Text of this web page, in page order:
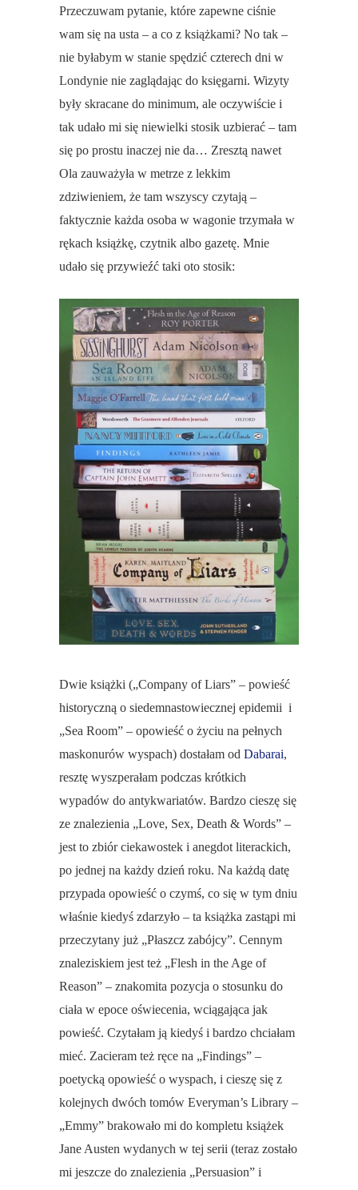
Przeczuwam pytanie, które zapewne ciśnie
wam się na usta – a co z książkami? No tak –
nie byłabym w stanie spędzić czterech dni w
Londynie nie zaglądając do księgarni. Wizyty
były skracane do minimum, ale oczywiście i
tak udało mi się niewielki stosik uzbierać – tam
się po prostu inaczej nie da… Zresztą nawet
Ola zauważyła w metrze z lekkim
zdziwieniem, że tam wszyscy czytają –
faktycznie każda osoba w wagonie trzymała w
rękach książkę, czytnik albo gazetę. Mnie
udało się przywieźć taki oto stosik:
Dwie książki („Company of Liars” – powieść
historyczną o siedemnastowiecznej epidemii i
„Sea Room” – opowieść o życiu na pełnych
maskonurów wyspach) dostałam od Dabarai,
resztę wyszperałam podczas krótkich
wypadów do antykwariatów. Bardzo cieszę się
ze znalezienia „Love, Sex, Death & Words” –
jest to zbiór ciekawostek i anegdot literackich,
po jednej na każdy dzień roku. Na każdą datę
przypada opowieść o czymś, co się w tym dniu
właśnie kiedyś zdarzyło – ta książka zastąpi mi
przeczytany już „Płaszcz zabójcy”. Cennym
znaleziskiem jest też „Flesh in the Age of
Reason” – znakomita pozycja o stosunku do
ciała w epoce oświecenia, wciągająca jak
powieść. Czytałam ją kiedyś i bardzo chciałam
mieć. Zacieram też ręce na „Findings” –
poetycką opowieść o wyspach, i cieszę się z
kolejnych dwóch tomów Everyman’s Library –
„Emmy” brakowało mi do kompletu książek
Jane Austen wydanych w tej serii (teraz zostało
mi jeszcze do znalezienia „Persuasion” i